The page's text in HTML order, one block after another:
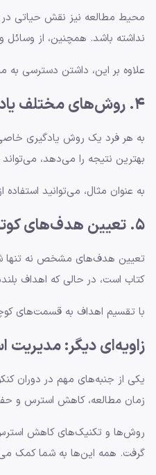
محیط مطالعه نیز نقش حیاتی در
نداشته باشد. همچنین، از وسائل
علاوه بر این، داشتن دسترسی
4. روش‌های مختلف یادگیری
به هر فرد یک روش یادگیری خاصی
بهترین نتیجه را می‌دهد،
به عنوان مثال، می‌توانید
5. تعیین هدف‌های کوتاه‌مدت و بلندمدت
تعیین هدف‌های مشخص نه تنها
کتاب است، در حالی که اهداف
با تقسیم اهداف به قسمت‌های
زاویه‌ای دیگر:
یکی از جنبه‌های مهم در دوران
زمان مطالعه، کاهش استرس و
روش‌ها و تکنیک‌های کاهش استرس
گرفت. همه این‌ها به شما کمک